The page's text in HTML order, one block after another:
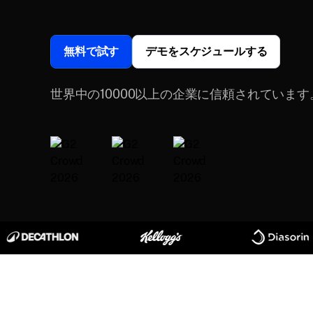
無料で試す デモをスケジュールする
世界中の10000以上の企業に信頼されています